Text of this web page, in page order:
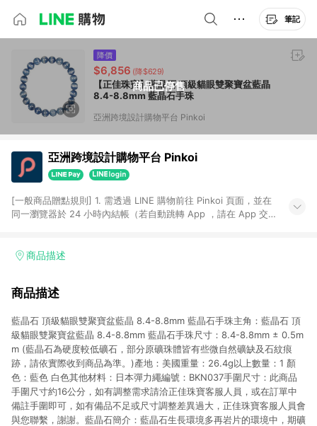
筆記
商品已停售
降價
$6,856 (降$629)
【正佳珠寶】藍晶石 頂級貓眼雙聚寶盆藍晶
8.4-8.8mm 藍晶石手珠
亞洲跨境設計購物平台 Pinkoi
亞洲跨境設計購物平台 Pinkoi
[一般商品贈點規則] 1. 需透過 LINE 購物前往 Pinkoi 頁面，並在
同一瀏覽器於 24 小時內結帳（若自動跳轉 App ，請在 App 交
回饋訂單不得享有 Pinkoi 站方優惠，例如首購優惠，P coins，
行為，不具贈點資格，部分退款不在此限。 6. APP 請更新至
貨後 45 天後發送。 8. 群眾募資商品，禮物卡，開館保證金，補
運費，攤位費等不具贈點資格。 9. LINE 購物站上之商品規格、
顏色、價位、贈品如與 Pinkoi 商品資訊頁及購物車不符，以
Pinkoi 購物商品資訊頁及購物車標示為準。 10. 點數紅包使用規
則請以點數紅包活動說明為準。 11. 若於 LINE 購物前往 Pinkoi
頁面後才首次下載 Pinkoi APP 並完成訂單，不符合導購資格；承
上，首次下載 Pinkoi APP 後，需透過 LINE 購物前往 Pinkoi 頁
面，方享導購資格。
商品描述
商品描述
藍晶石 頂級貓眼雙聚寶盆藍晶 8.4-8.8mm 藍晶石手珠主角：藍晶石 頂
級貓眼雙聚寶盆藍晶 8.4-8.8mm 藍晶石手珠尺寸：8.4-8.8mm ± 0.5m
m (藍晶石為硬度較低礦石，部分原礦珠體皆有些微自然礦缺及石紋痕
跡，請依實際收到商品為準。)產地：美國重量：26.4g以上數量：1 顏
色：藍色 白色其他材料：日本彈力繩編號：BKN037手圍尺寸：此商品
手圍尺寸約16公分，如有調整需求請洽正佳珠寶客服人員，或在訂單中
備註手圍即可，如有備品不足或尺寸調整差異過大，正佳珠寶客服人員會
與您聯繫，謝謝。藍晶石簡介：藍晶石生長環境多再岩片的環境中，期礦